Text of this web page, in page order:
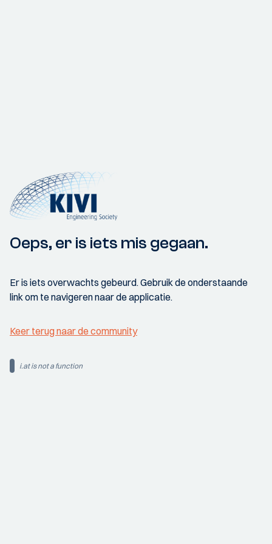
Oeps, er is iets mis gegaan.
Er is iets overwachts gebeurd. Gebruik de onderstaande
link om te navigeren naar de applicatie.
Keer terug naar de community
i.at is not a function